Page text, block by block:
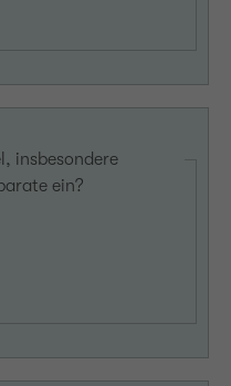
insbesondere
ein?